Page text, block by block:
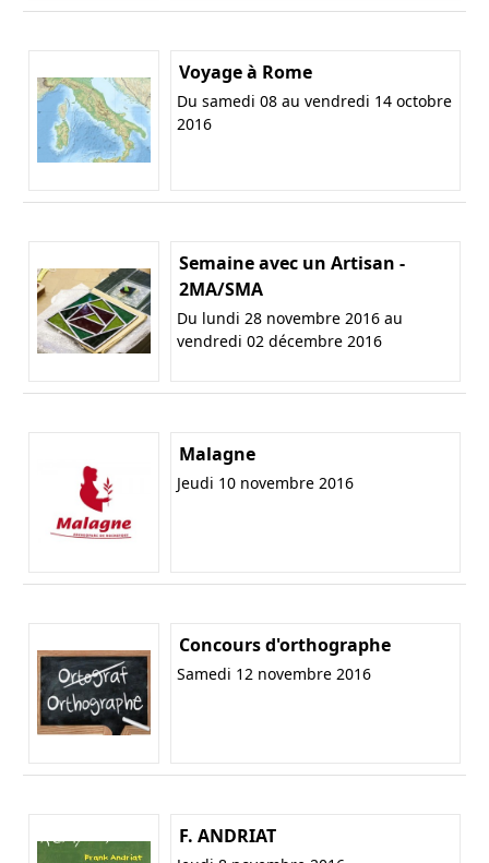
Voyage à Rome
Du samedi 08 au vendredi 14 octobre
2016
Semaine avec un Artisan -
2MA/SMA
Du lundi 28 novembre 2016 au
vendredi 02 décembre 2016
Malagne
Jeudi 10 novembre 2016
Concours d'orthographe
Samedi 12 novembre 2016
F. ANDRIAT